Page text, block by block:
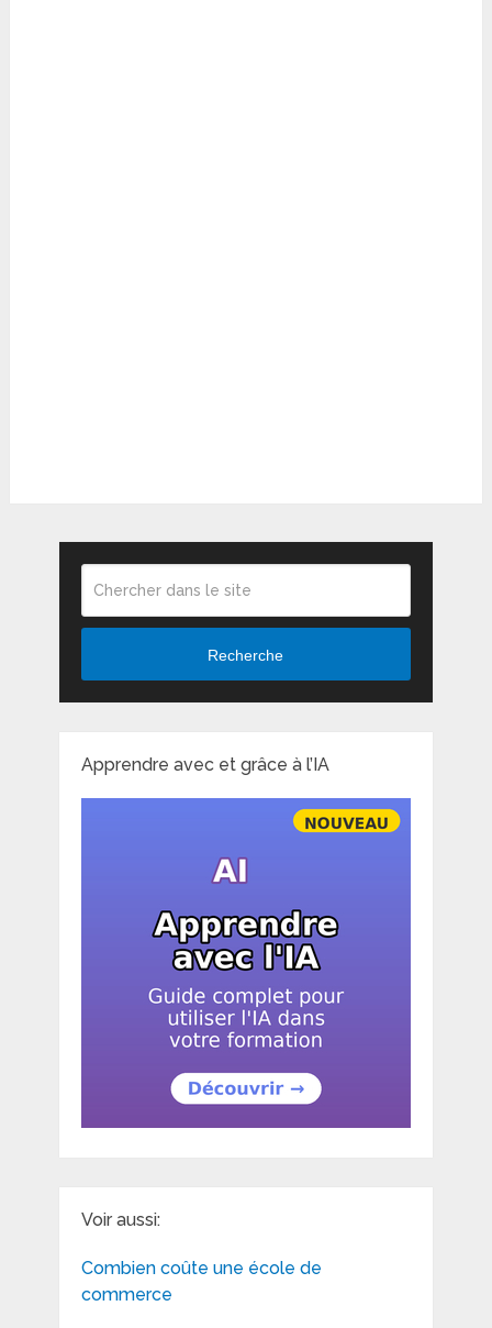
Recherche
Apprendre avec et grâce à l’IA
Voir aussi:
Combien coûte une école de
commerce